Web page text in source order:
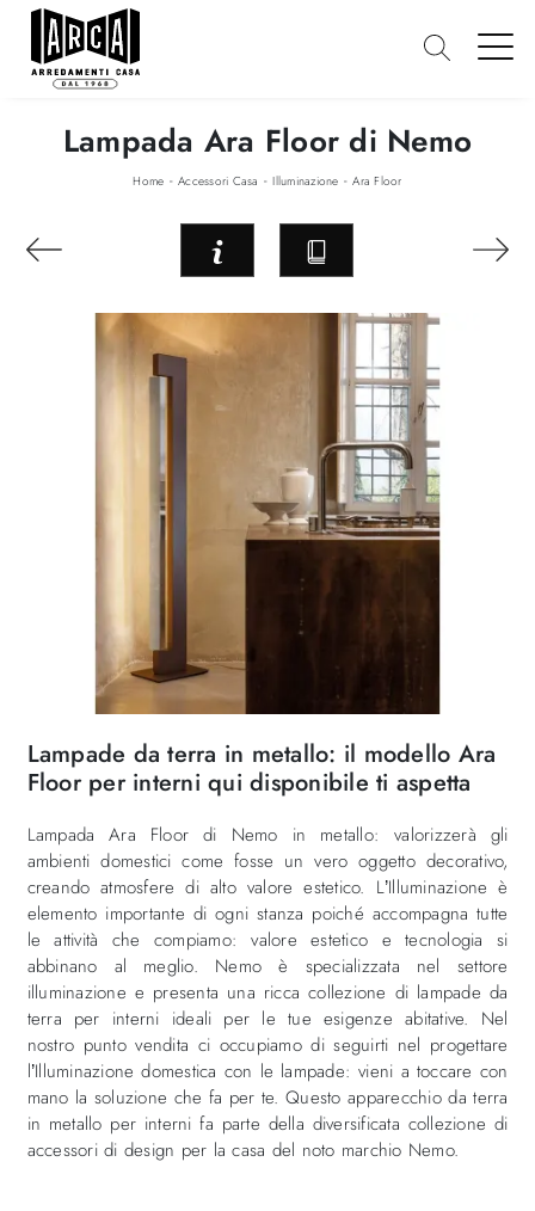
Lampada Ara Floor di Nemo
Home -Accessori Casa -Illuminazione -Ara Floor
Lampade da terra in metallo: il modello Ara
Floor per interni qui disponibile ti aspetta
Lampada Ara Floor di Nemo in metallo: valorizzerà gli
ambienti domestici come fosse un vero oggetto decorativo,
creando atmosfere di alto valore estetico. L’Illuminazione è
elemento importante di ogni stanza poiché accompagna tutte
le attività che compiamo: valore estetico e tecnologia si
abbinano al meglio. Nemo è specializzata nel settore
illuminazione e presenta una ricca collezione di lampade da
terra per interni ideali per le tue esigenze abitative. Nel
nostro punto vendita ci occupiamo di seguirti nel progettare
l’Illuminazione domestica con le lampade: vieni a toccare con
mano la soluzione che fa per te. Questo apparecchio da terra
in metallo per interni fa parte della diversificata collezione di
accessori di design per la casa del noto marchio Nemo.